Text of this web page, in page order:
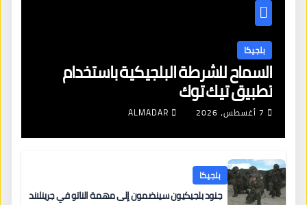
بلجيكا
السماح للشرطة البلجيكية باستخدام
تطبيق تيك توك
7 أغسطس، 2026 ALMADAR
بلجيكا
جنود بلجيكيون سينضمون إلى مهمة الناتو في جرينلاند